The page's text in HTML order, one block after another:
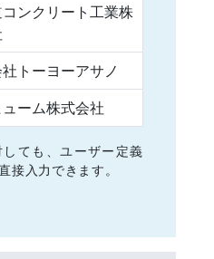
ンクリート工業株
トーヨーアサノ
ーム株式会社
ても、ユーザー定義
接入力できます。